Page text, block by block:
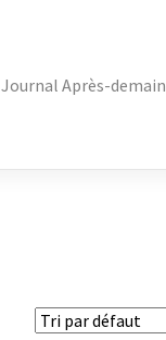
Journal Après-demain